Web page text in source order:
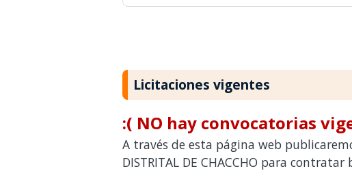
Licitaciones vigentes
:( NO hay convocatorias
A través de esta página web
DISTRITAL DE CHACCHO para contratar